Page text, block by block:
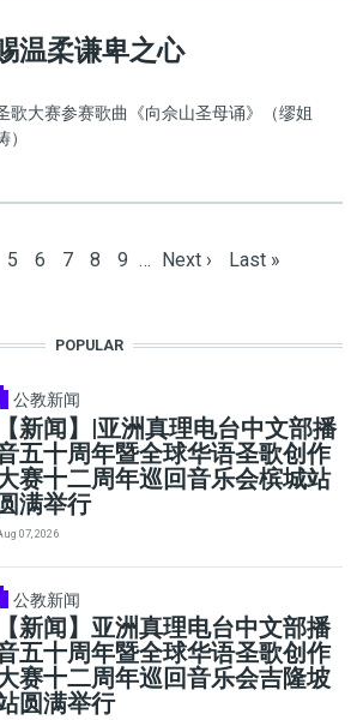
温柔谦卑之心
歌大赛参赛歌曲《向佘山圣母诵》（缪姐
Page
5 Page
6 Page
7 Page
8 Page
9 … Next page
Next › Last page
Last »
POPULAR
公教新闻
【新闻】|亚洲真理电台中文部播
五十周年暨全球华语圣歌创作
赛十二周年巡回音乐会槟城站
圆满举行
07, 2026
公教新闻
【新闻】亚洲真理电台中文部播
五十周年暨全球华语圣歌创作
赛十二周年巡回音乐会吉隆坡
圆满举行